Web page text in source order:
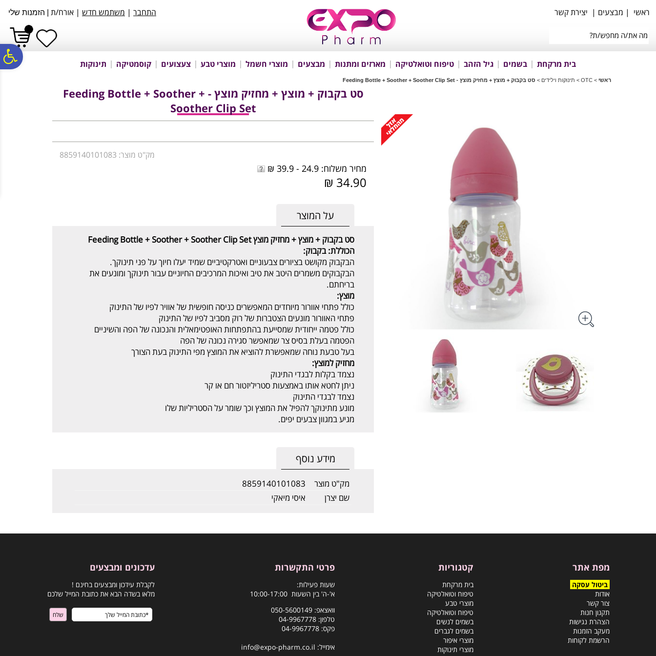
נגישות
אתר
המרכזי
ראשי | מבצעים | יצירת קשר התחבר | משתמש חדש | אורח/ת הזמנות שלי
בית מרקחת בשמים גיל הזהב טיפוח וטואלטיקה מארזים ומתנות מבצעים מוצרי חשמל מוצרי טבע צעצועים קוסמטיקה תינוקות
ראשי >
OTC
> תינוקות וילידים > סט בקבוק + מוצץ + מחזיק מוצץ - Feeding Bottle + Soother + Soother Clip Set
סט בקבוק + מוצץ + מחזיק מוצץ - Feeding Bottle + Soother +
Soother Clip Set
מק"ט מוצר: 8859140101083
מחיר משלוח: 24.9 - 39.9 ₪
34.90 ₪
על המוצר
סט בקבוק + מוצץ + מחזיק מוצץ Feeding Bottle + Soother + Soother Clip Set
הכוללת: בקבוק:
הבקבוק מקושט בציורים צבעוניים ואטרקטיביים שמיד יעלו חיוך על פני תינוקך.
הבקבוקים משמרים היטב את טיב ואיכות המרכיבים החיוניים עבור תינוקך ומונעים את
בריחתם.
מוצץ:
כולל פתחי אוורור מיוחדים המאפשרים כניסה חופשית של אוויר לפיו של התינוק
פתחי האוורור מונעים הצטברות של רוק מסביב לפיו של התינוק
כולל פטמה ייחודית שמסייעת בהתפתחות האופטימאלית והנכונה של הפה והשיניים
הפטמה בעלת בסיס צר שמאפשר סגירה נכונה של הפה
בעל טבעת נוחה שמאפשרת להוציא את המוצץ מפי התינוק בעת הצורך
מחזיק למוצץ:
נצמד בקלות לבגדי התינוק
ניתן לחטא אותו באמצעות סטריליזטור חם או קר
נצמד לבגדי התינוק
מונע מתינוקך להפיל את המוצץ וכך שומר על הסטריליות שלו
מגיע במגוון צבעים יפים.
מידע נוסף
מק"ט מוצר
8859140101083
שם יצרן
איסי מיאקי
מפת אתר
ביטול עסקה
אודות
צור קשר
תקנון חנות
הצהרת נגישות
מעקב הזמנות
הרשמת לקוחות
קטגוריות
בית מרקחת
טיפוח וטואלטיקה
מוצרי טבע
טיפוח וטואלטיקה
בשמים לנשים
בשמים לגברים
מוצרי איפור
מוצרי תינוקות
פרטי התקשרות
שעות פעילות:
א'-ה' בין השעות 10:00-17:00
וואצאפ: 050-5600149
טלפון: 04-9967778
פקס: 04-9967778
אימייל: info@expo-pharm.co.il
עדכונים ומבצעים
לקבלת עידכון ומבצעים בחינם !
מלאו בשדה הבא את כתובת המייל שלכם